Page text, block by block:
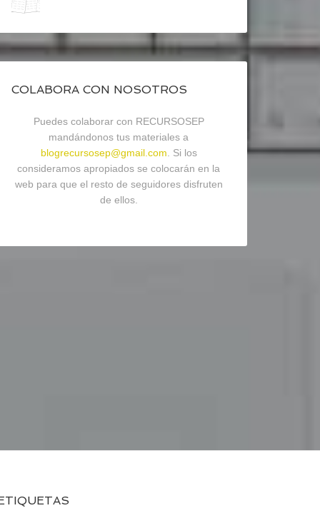
COLABORA CON NOSOTROS
Puedes colaborar con RECURSOSEP
mandándonos tus materiales a
blogrecursosep@gmail.com . Si los
consideramos apropiados se colocarán en la
web para que el resto de seguidores disfruten
de ellos.